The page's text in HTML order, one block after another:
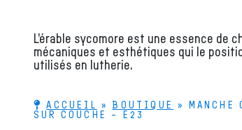
L’érable sycomore est une essence de
mécaniques et esthétiques qui le
utilisés en lutherie.
ACCUEIL »BOUTIQUE »
SUR COUCHE – E23